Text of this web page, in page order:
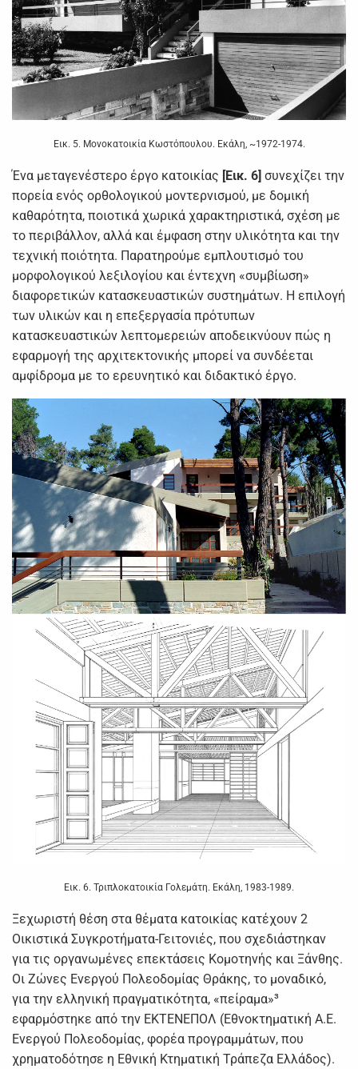
Εικ. 5. Μονοκατοικία Κωστόπουλου. Εκάλη, ~1972-1974.
Ένα μεταγενέστερο έργο κατοικίας [Εικ. 6] συνεχίζει την
πορεία ενός ορθολογικού μοντερνισμού, με δομική
καθαρότητα, ποιοτικά χωρικά χαρακτηριστικά, σχέση με
το περιβάλλον, αλλά και έμφαση στην υλικότητα και την
τεχνική ποιότητα. Παρατηρούμε εμπλουτισμό του
μορφολογικού λεξιλογίου και έντεχνη «συμβίωση»
διαφορετικών κατασκευαστικών συστημάτων. Η επιλογή
των υλικών και η επεξεργασία πρότυπων
κατασκευαστικών λεπτομερειών αποδεικνύουν πώς η
εφαρμογή της αρχιτεκτονικής μπορεί να συνδέεται
αμφίδρομα με το ερευνητικό και διδακτικό έργο.
Εικ. 6. Τριπλοκατοικία Γολεμάτη. Εκάλη, 1983-1989.
Ξεχωριστή θέση στα θέματα κατοικίας κατέχουν 2
Οικιστικά Συγκροτήματα-Γειτονιές, που σχεδιάστηκαν
για τις οργανωμένες επεκτάσεις Κομοτηνής και Ξάνθης.
Οι Ζώνες Ενεργού Πολεοδομίας Θράκης, το μοναδικό,
για την ελληνική πραγματικότητα, «πείραμα»³
εφαρμόστηκε από την ΕΚΤΕΝΕΠΟΛ (Εθνοκτηματική Α.Ε.
Ενεργού Πολεοδομίας, φορέα προγραμμάτων, που
χρηματοδότησε η Εθνική Κτηματική Τράπεζα Ελλάδος).